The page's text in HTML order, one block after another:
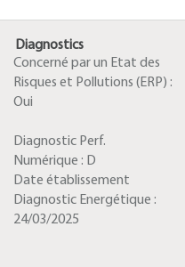
Diagnostics
Concerné par un Etat des
Risques et Pollutions (ERP) :
Oui
Diagnostic Perf.
Numérique : D
Date établissement
Diagnostic Energétique :
24/03/2025